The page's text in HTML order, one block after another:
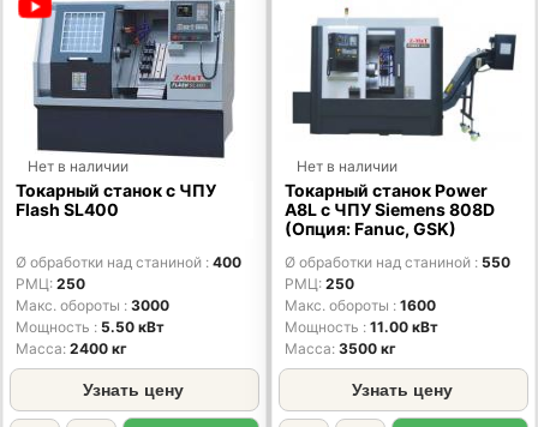
Нет в наличии
Токарный станок с ЧПУ
Flash SL400
Ø обработки над станиной
400
РМЦ 250
Макс. обороты
3000
Мощность
5.50 кВт
Масса 2400 кг
Узнать цену
Нет в наличии
Токарный станок Power
A8L с ЧПУ Siemens 808D
(Опция: Fanuc, GSK)
Ø обработки над станиной
550
РМЦ 250
Макс. обороты
1600
Мощность
11.00 кВт
Масса 3500 кг
Узнать цену